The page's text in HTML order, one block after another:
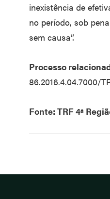
inexistência de
no período, sob
sem causa”.
Processo
86.2016.4.04.7000/
Fonte: TRF 4ª